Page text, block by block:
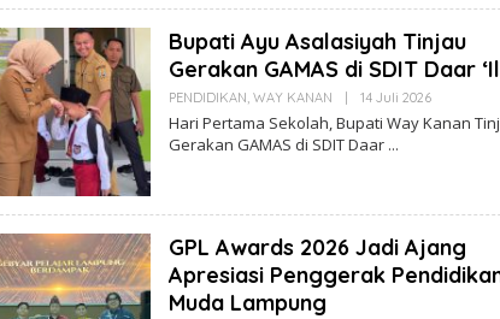
E
A
S
I
Bupati Ayu Asalasiyah Tinjau
Gerakan GAMAS di SDIT Daar
PENDIDIKAN, WAY KANAN 14 Juli 2026O
L
E
A
S
Hari Pertama Sekolah, Bupati Way Kanan
Gerakan GAMAS di SDIT Daar
GPL Awards 2026 Jadi Ajang
Apresiasi Penggerak
Muda Lampung